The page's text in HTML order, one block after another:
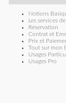
Notions
Les services
Réservation
Contrat et
Prix et
Tout sur mon
Usages
Usages Pro